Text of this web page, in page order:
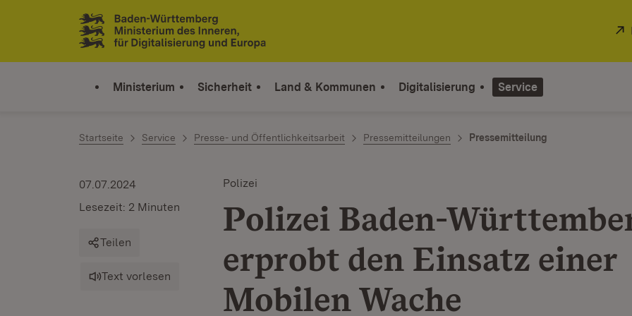
Zum Inhalt springen
Link zur Startseite
Ministerium Sicherheit Land & Kommunen Digitalisierung Service
Startseite Service Presse- und Öffentlichkeitsarbeit Pressemitteilungen Pressemitteilung
Polizei
Polizei Baden-
erprobt den Einsatz einer
Mobilen Wache
07.07.2024
Lesezeit: 2 Minuten
Teilen
Text vorlesen